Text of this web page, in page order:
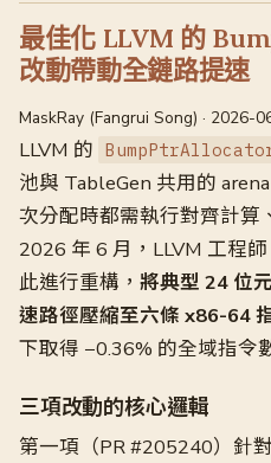
最佳化 LLVM 的
改動帶動全鏈路提速
MaskRay (Fangrui Song) · 2026-
LLVM 的
池與 TableGen 共用的
次分配時都需執行對齊計算
2026 年 6 月，LLVM 工程
此進行重構， 將典型 24 位
速路徑壓縮至六條 x86-64
下取得 −0.36% 的全域指令
三項改動的核心邏輯
第一項（PR #205240）針